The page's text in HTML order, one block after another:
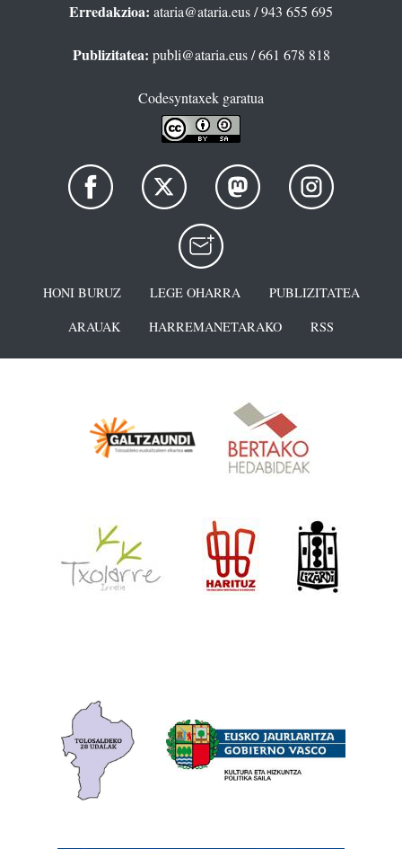
Erredakzioa: ataria@ataria.eus/ 943 655 695
Publizitatea: publi@ataria.eus/ 661 678 818
Codesyntaxek garatua
HONI BURUZ LEGE OHARRA
PUBLIZITATEA
ARAUAK
HARREMANETARAKO RSS